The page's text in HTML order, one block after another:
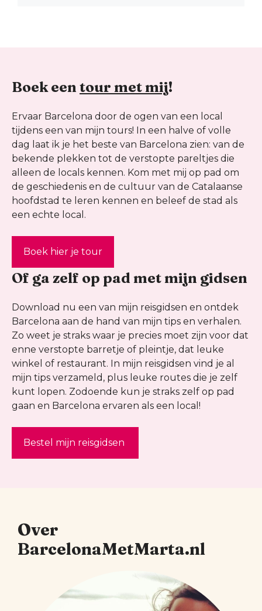
Boek een tour met mij!
Ervaar Barcelona door de ogen van een local
tijdens een van mijn tours! In een halve of volle
dag laat ik je het beste van Barcelona zien: van de
bekende plekken tot de verstopte pareltjes die
alleen de locals kennen. Kom met mij op pad om
de geschiedenis en de cultuur van de Catalaanse
hoofdstad te leren kennen en beleef de stad als
een echte local.
Boek hier je tour
Of ga zelf op pad met mijn gidsen
Download nu een van mijn reisgidsen en ontdek
Barcelona aan de hand van mijn tips en verhalen.
Zo weet je straks waar je precies moet zijn voor dat
enne verstopte barretje of pleintje, dat leuke
winkel of restaurant. In mijn reisgidsen vind je al
mijn tips verzameld, plus leuke routes die je zelf
kunt lopen. Zodoende kun je straks zelf op pad
gaan en Barcelona ervaren als een local!
Bestel mijn reisgidsen
Over
BarcelonaMetMarta.nl